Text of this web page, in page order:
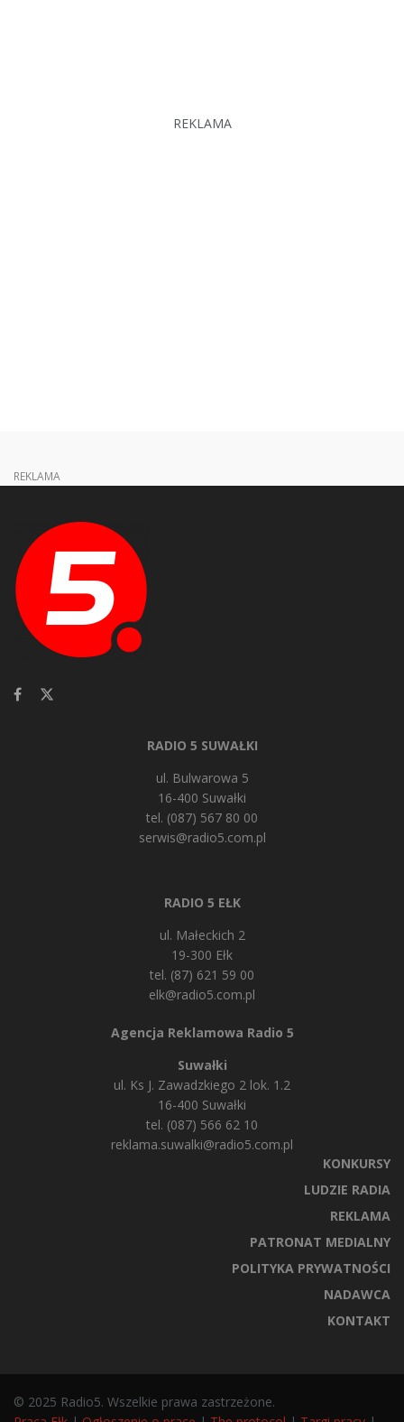
REKLAMA
REKLAMA
RADIO 5 SUWAŁKI
ul. Bulwarowa 5
16-400 Suwałki
tel. (087) 567 80 00
serwis@radio5.com.pl
RADIO 5 EŁK
ul. Małeckich 2
19-300 Ełk
tel. (87) 621 59 00
elk@radio5.com.pl
Agencja Reklamowa Radio 5
Suwałki
ul. Ks J. Zawadzkiego 2 lok. 1.2
16-400 Suwałki
tel. (087) 566 62 10
reklama.suwalki@radio5.com.pl
KONKURSY
LUDZIE RADIA
REKLAMA
PATRONAT MEDIALNY
POLITYKA PRYWATNOŚCI
NADAWCA
KONTAKT
© 2025 Radio5. Wszelkie prawa zastrzeżone.